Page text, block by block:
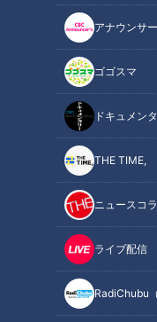
アナウンサー
ゴゴスマ
ドキュメン
THE TIME,
ニュースコ
ライブ配信
RadiChubu
CBCショッピング
◆毎週月曜～金曜、日
◆放送エリア：愛知、岐
プレゼントキャペーン
2024年2月29日(木)～
【キャンペーン詳細】
■タイトル：